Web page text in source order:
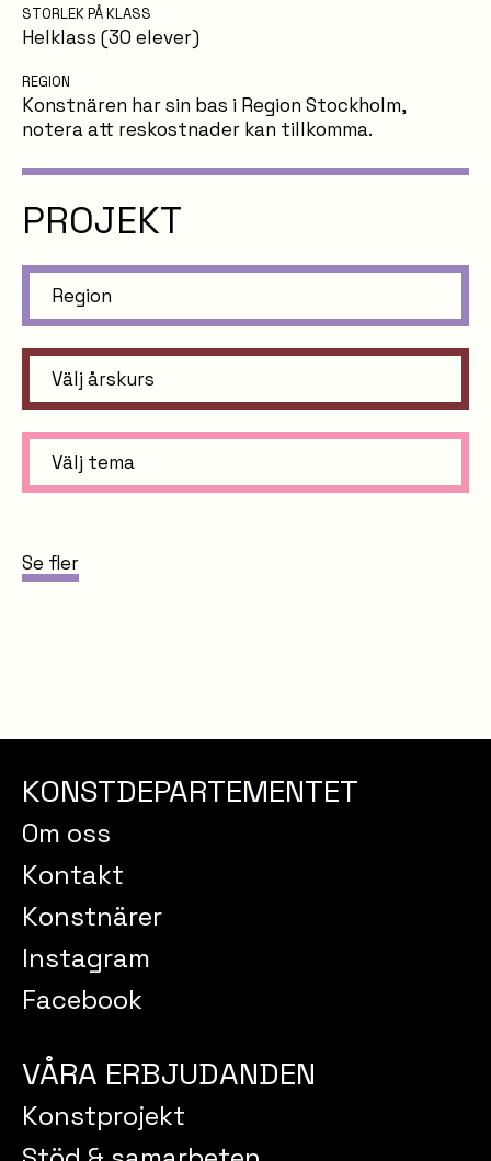
STORLEK PÅ KLASS
Helklass (30 elever)
REGION
Konstnären har sin bas i Region Stockholm,
notera att reskostnader kan tillkomma.
PROJEKT
Region
Välj årskurs
Välj tema
Se fler
KONSTDEPARTEMENTET
Om oss
Kontakt
Konstnärer
Instagram
Facebook
VÅRA ERBJUDANDEN
Konstprojekt